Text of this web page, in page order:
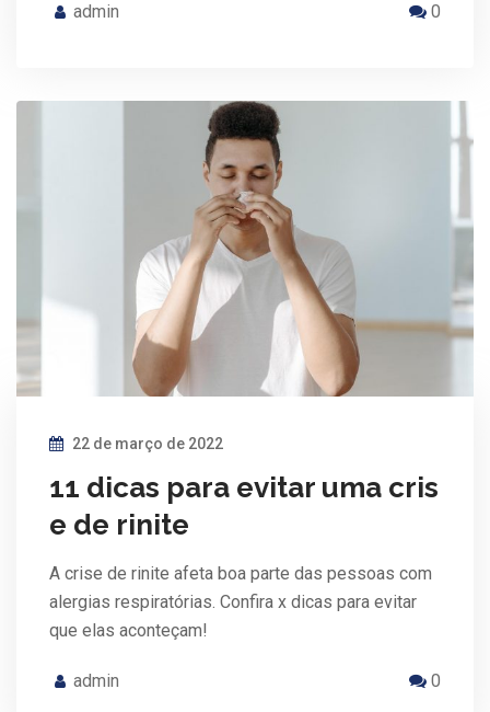
admin 0
22 de março de 2022
11 dicas para evitar uma cris
e de rinite
A crise de rinite afeta boa parte das pessoas com
alergias respiratórias. Confira x dicas para evitar
que elas aconteçam!
admin 0